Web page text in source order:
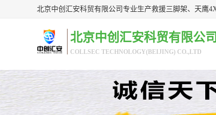
北京中创汇安科贸有限公司
COLLSEC TECHNOLOGY(BEIJING) CO.,LTD